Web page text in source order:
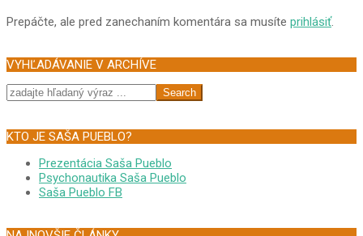
Prepáčte, ale pred zanechaním komentára sa musíte prihlásiť.
VYHĽADÁVANIE V ARCHÍVE
Search
KTO JE SAŠA PUEBLO?
Prezentácia Saša Pueblo
Psychonautika Saša Pueblo
Saša Pueblo FB